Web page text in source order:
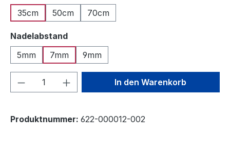
35cm
50cm 70cm
Nadelabstandauswählen
5mm
7mm 9mm
Produkt Anzahl: Gib denIn den Warenkorb
Produktnummer: 622-000012-002